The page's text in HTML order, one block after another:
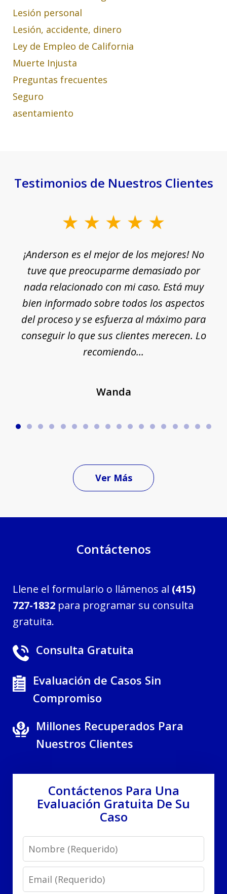
Lesión personal
Lesión, accidente, dinero
Ley de Empleo de California
Muerte Injusta
Preguntas frecuentes
Seguro
asentamiento
Testimonios de Nuestros Clientes
¡Anderson es el mejor de los mejores! No
tuve que preocuparme demasiado por
nada relacionado con mi caso. Está muy
bien informado sobre todos los aspectos
del proceso y se esfuerza al máximo para
conseguir lo que sus clientes merecen. Lo
recomiendo...
Wanda
Ver Más
Contáctenos
Llene el formulario o llámenos al (415)
727-1832 para programar su consulta
gratuita.
Consulta Gratuita
Evaluación de Casos Sin
Compromiso
Millones Recuperados Para
Nuestros Clientes
Contáctenos Para Una
Evaluación Gratuita De Su
Caso
Name
Email